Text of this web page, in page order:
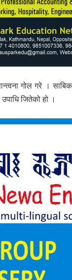
गोल गरे । साबिक
जितेको हो ।